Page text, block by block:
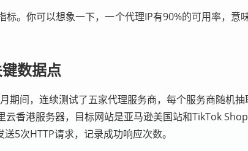
标。你可以想象一下，一个代理IP有90%的可用率，
数据点
期间，连续测试了五家代理服务商，每个服务商随机抽
云香港服务器，目标网站是亚马逊美国站和TikTok Shop
5次HTTP请求，记录成功响应次数。